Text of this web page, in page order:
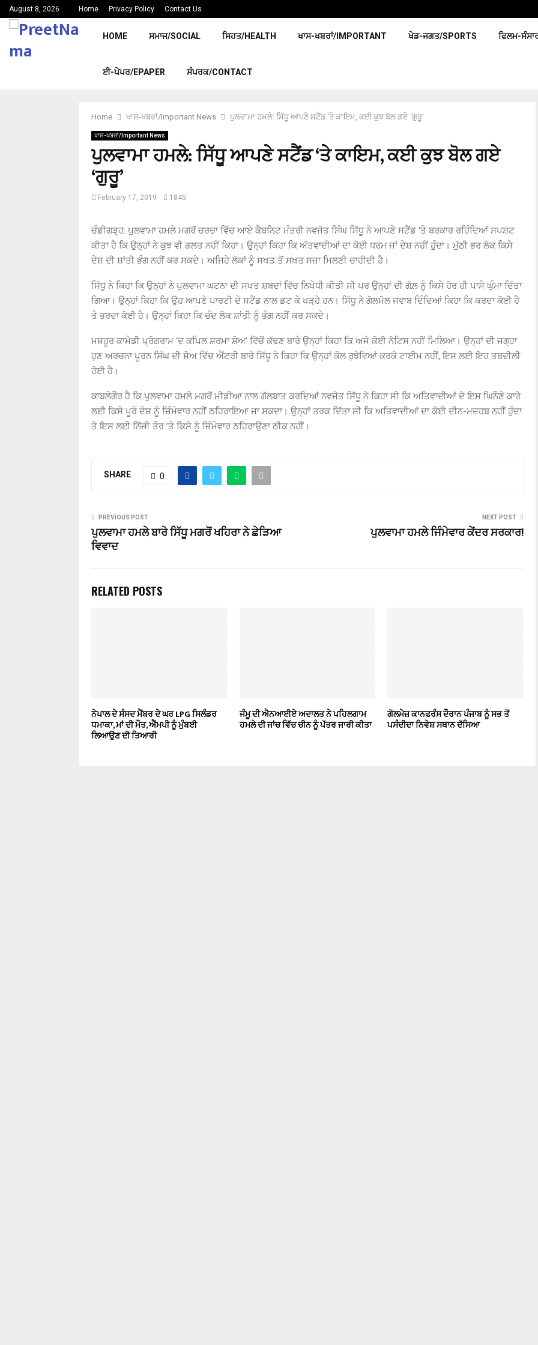
August 8, 2026 Home Privacy Policy Contact Us
HOME ਸਮਾਜ/SOCIAL ਸਿਹਤ/HEALTH ਖਾਸ-ਖਬਰਾਂ/IMPORTANT ਖੇਡ-ਜਗਤ/SPORTS ਫਿਲਮ-
ਈ-ਪੇਪਰ/EPAPER ਸੰਪਰਕ/CONTACT
Home ਖਾਸ-ਖਬਰਾਂ/Important News ਪੁਲਵਾਮਾ ਹਮਲੇ: ਸਿੱਧੂ ਆਪਣੇ ਸਟੈਂਡ ‘ਤੇ ਕਾਇਮ, ਕਈ ਕੁਝ ਬੋਲ ਗਏ ‘ਗੁਰੂ’
ਖਾਸ-ਖਬਰਾਂ/Important News
ਪੁਲਵਾਮਾ ਹਮਲੇ: ਸਿੱਧੂ ਆਪਣੇ ਸਟੈਂਡ ‘ਤੇ ਕਾਇਮ, ਕਈ ਕੁਝ ਬੋਲ ਗਏ
‘ਗੁਰੂ’
February 17, 2019 1845
ਚੰਡੀਗੜ੍ਹ: ਪੁਲਵਾਮਾ ਹਮਲੇ ਮਗਰੋਂ ਚਰਚਾ ਵਿੱਚ ਆਏ ਕੈਬਨਿਟ ਮੰਤਰੀ ਨਵਜੋਤ ਸਿੰਘ ਸਿੱਧੂ ਨੇ ਆਪਣੇ ਸਟੈਂਡ ‘ਤੇ ਬਰਕਾਰ ਰਹਿੰਦਿਆਂ ਸਪਸ਼ਟ
ਕੀਤਾ ਹੈ ਕਿ ਉਨ੍ਹਾਂ ਨੇ ਕੁਝ ਵੀ ਗਲਤ ਨਹੀਂ ਕਿਹਾ। ਉਨ੍ਹਾਂ ਕਿਹਾ ਕਿ ਅੱਤਵਾਦੀਆਂ ਦਾ ਕੋਈ ਧਰਮ ਜਾਂ ਦੇਸ਼ ਨਹੀਂ ਹੁੰਦਾ। ਮੁੱਠੀ ਭਰ ਲੋਕ ਕਿਸੇ
ਦੇਸ਼ ਦੀ ਸ਼ਾਂਤੀ ਭੰਗ ਨਹੀਂ ਕਰ ਸਕਦੇ। ਅਜਿਹੇ ਲੋਕਾਂ ਨੂੰ ਸਖਤ ਤੋਂ ਸਖਤ ਸਜ਼ਾ ਮਿਲਣੀ ਚਾਹੀਦੀ ਹੈ।
ਸਿੱਧੂ ਨੇ ਕਿਹਾ ਕਿ ਉਨ੍ਹਾਂ ਨੇ ਪੁਲਵਾਮਾ ਘਟਨਾ ਦੀ ਸਖਤ ਸ਼ਬਦਾਂ ਵਿੱਚ ਨਿਖੇਧੀ ਕੀਤੀ ਸੀ ਪਰ ਉਨ੍ਹਾਂ ਦੀ ਗੱਲ਼ ਨੂੰ ਕਿਸੇ ਹੋਰ ਹੀ ਪਾਸੇ ਘੁੰਮਾ ਦਿੱਤਾ
ਗਿਆ। ਉਨ੍ਹਾਂ ਕਿਹਾ ਕਿ ਉਹ ਆਪਣੇ ਪਾਰਟੀ ਦੇ ਸਟੈਂਡ ਨਾਲ ਡਟ ਕੇ ਖੜ੍ਹੇ ਹਨ। ਸਿੱਧੂ ਨੇ ਗੋਲਮੋਲ ਜਵਾਬ ਦਿੰਦਿਆਂ ਕਿਹਾ ਕਿ ਕਰਦਾ ਕੋਈ ਹੈ
ਤੇ ਭਰਦਾ ਕੋਈ ਹੈ। ਉਨ੍ਹਾਂ ਕਿਹਾ ਕਿ ਚੰਦ ਲੋਕ ਸ਼ਾਂਤੀ ਨੂੰ ਭੰਗ ਨਹੀਂ ਕਰ ਸਕਦੇ।
ਮਸ਼ਹੂਰ ਕਾਮੇਡੀ ਪ੍ਰੋਗਰਾਮ ‘ਦ ਕਪਿਲ ਸ਼ਰਮਾ ਸ਼ੋਅ’ ਵਿੱਚੋਂ ਕੱਢਣ ਬਾਰੇ ਉਨ੍ਹਾਂ ਕਿਹਾ ਕਿ ਅਜੇ ਕੋਈ ਨੋਟਿਸ ਨਹੀਂ ਮਿਲਿਆ। ਉਨ੍ਹਾਂ ਦੀ ਜਗ੍ਹਾ
ਹੁਣ ਅਰਚਨਾ ਪੂਰਨ ਸਿੰਘ ਦੀ ਸ਼ੋਅ ਵਿੱਚ ਐਂਟਰੀ ਬਾਰੇ ਸਿੱਧੂ ਨੇ ਕਿਹਾ ਕਿ ਉਨ੍ਹਾਂ ਕੋਲ ਰੁਝੇਵਿਆਂ ਕਰਕੇ ਟਾਈਮ ਨਹੀਂ, ਇਸ ਲਈ ਇਹ ਤਬਦੀਲੀ
ਹੋਈ ਹੈ।
ਕਾਬਲੇਗੌਰ ਹੈ ਕਿ ਪੁਲਵਾਮਾ ਹਮਲੇ ਮਗਰੋਂ ਮੀਡੀਆ ਨਾਲ ਗੱਲਬਾਤ ਕਰਦਿਆਂ ਨਵਜੋਤ ਸਿੱਧੂ ਨੇ ਕਿਹਾ ਸੀ ਕਿ ਅਤਿਵਾਦੀਆਂ ਦੇ ਇਸ ਘਿਨੌਣੇ ਕਾਰੇ
ਲਈ ਕਿਸੇ ਪੂਰੇ ਦੇਸ਼ ਨੂੰ ਜ਼ਿੰਮੇਵਾਰ ਨਹੀਂ ਠਹਿਰਾਇਆ ਜਾ ਸਕਦਾ। ਉਨ੍ਹਾਂ ਤਰਕ ਦਿੱਤਾ ਸੀ ਕਿ ਅਤਿਵਾਦੀਆਂ ਦਾ ਕੋਈ ਦੀਨ-ਮਜ਼ਹਬ ਨਹੀਂ ਹੁੰਦਾ
ਤੇ ਇਸ ਲਈ ਨਿੱਜੀ ਤੌਰ ’ਤੇ ਕਿਸੇ ਨੂੰ ਜ਼ਿੰਮੇਵਾਰ ਠਹਿਰਾਉਣਾ ਠੀਕ ਨਹੀਂ।
SHARE 0
PREVIOUS POST
ਪੁਲਵਾਮਾ ਹਮਲੇ ਬਾਰੇ ਸਿੱਧੂ ਮਗਰੋਂ ਖਹਿਰਾ ਨੇ ਛੇੜਿਆ
ਵਿਵਾਦ
NEXT POST
ਪੁਲਵਾਮਾ ਹਮਲੇ ਜਿੰਮੇਵਾਰ ਕੇਂਦਰ ਸਰਕਾਰ!
RELATED POSTS
ਨੇਪਾਲ ਦੇ ਸੰਸਦ ਮੈਂਬਰ ਦੇ ਘਰ LPG ਸਿਲੰਡਰ
ਧਮਾਕਾ, ਮਾਂ ਦੀ ਮੌਤ, ਐੱਮਪੀ ਨੂੰ ਮੁੰਬਈ
ਲਿਆਉਣ ਦੀ ਤਿਆਰੀ
ਜੰਮੂ ਦੀ ਐਨਆਈਏ ਅਦਾਲਤ ਨੇ ਪਹਿਲਗਾਮ
ਹਮਲੇ ਦੀ ਜਾਂਚ ਵਿੱਚ ਚੀਨ ਨੂੰ ਪੱਤਰ ਜਾਰੀ ਕੀਤਾ
ਗੋਲਮੇਜ਼ ਕਾਨਫਰੰਸ ਦੌਰਾਨ ਪੰਜਾਬ ਨੂੰ ਸਭ ਤੋਂ
ਪਸੰਦੀਦਾ ਨਿਵੇਸ਼ ਸਥਾਨ ਦੱਸਿਆ